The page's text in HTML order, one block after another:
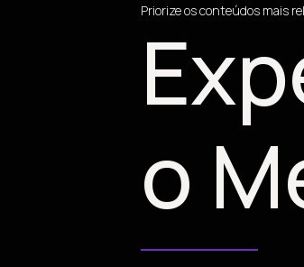
Priorize os conteúdos mais
o